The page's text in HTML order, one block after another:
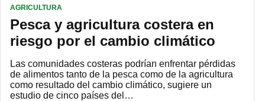
AGRICULTURA
Pesca y agricultura costera en
riesgo por el cambio climático
Las comunidades costeras podrían enfrentar pérdidas
de alimentos tanto de la pesca como de la agricultura
como resultado del cambio climático, sugiere un
estudio de cinco países del…